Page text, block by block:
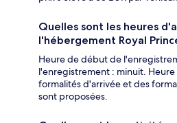
Quelles sont les heures
l'hébergement Royal
Heure de début de
l'enregistrement : minuit. Heure
formalités d'arrivée et des
sont proposées.